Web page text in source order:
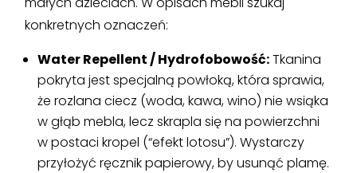
konkretnych oznaczeń:
Water Repellent / Hydrofobowość:Tkanina
pokryta jest specjalną powłoką, która sprawia,
że rozlana ciecz (woda, kawa, wino) nie wsiąka
w głąb mebla, lecz skrapla się na powierzchni
w postaci kropel (“efekt lotosu”). Wystarczy
przyłożyć ręcznik papierowy, by usunąć plamę.